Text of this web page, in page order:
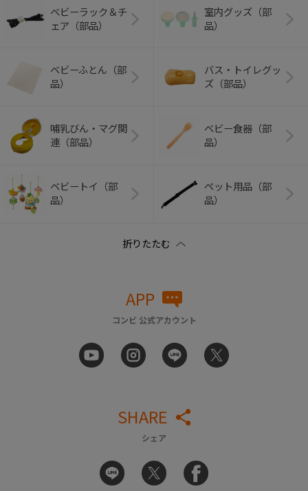
ベビーラック＆チ
ェア（部品）
室内グッズ（部
品）
ベビーふとん（部
品）
バス・トイレグッ
ズ（部品）
哺乳びん・マグ関
連（部品）
ベビー食器（部
品）
ベビートイ（部
品）
ペット用品（部
品）
APP
コンビ 公式アカウント
SHARE
シェア